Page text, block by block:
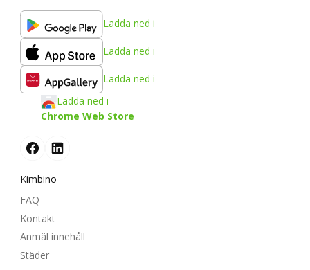
Ladda ned i
Ladda ned i
Ladda ned i
Ladda ned i
Chrome Web Store
Kimbino
FAQ
Kontakt
Anmäl innehåll
Städer